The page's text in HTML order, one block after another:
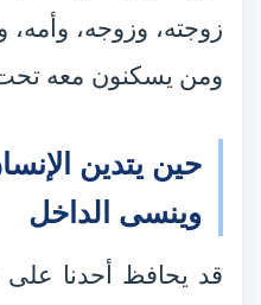
زوجته، وزوجه، وأمه،
ومن يسكنون معه
حين يتدين
وينسى الداخل
قد يحافظ أحدنا على